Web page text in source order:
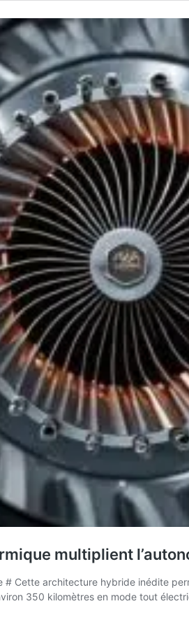
multiplient
Cette architecture hybride inédite
350 kilomètres en mode tout